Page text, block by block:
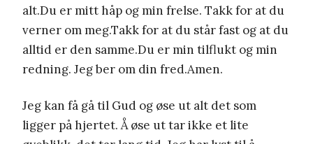
alt.Du er mitt håp og min frelse. Takk for at du
verner om meg.Takk for at du står fast og at du
alltid er den samme.Du er min tilflukt og min
redning. Jeg ber om din fred.Amen.
Jeg kan få gå til Gud og øse ut alt det som
ligger på hjertet. Å øse ut tar ikke et lite